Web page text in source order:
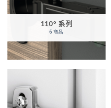
110° 系列
6 商品